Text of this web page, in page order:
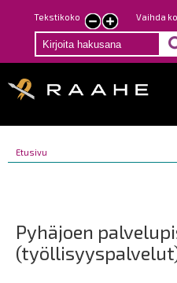
Hyppää
pääsisältöön
Tekstikoko
Pienennä
tekstin
kokoa
Suurenna
tekstin
kokoa
Vaihda
Breadcrumbs
You
Etusivu
Pyhäjoen